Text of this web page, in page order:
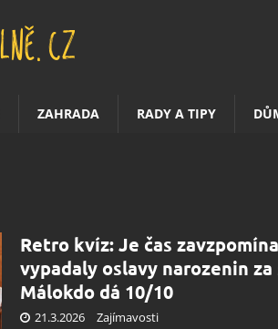
ZAHRADA RADY A TIPY
Retro kvíz: Je čas
vypadaly oslavy narozenin
Málokdo dá 10/10
21.3.2026 Zajímavosti